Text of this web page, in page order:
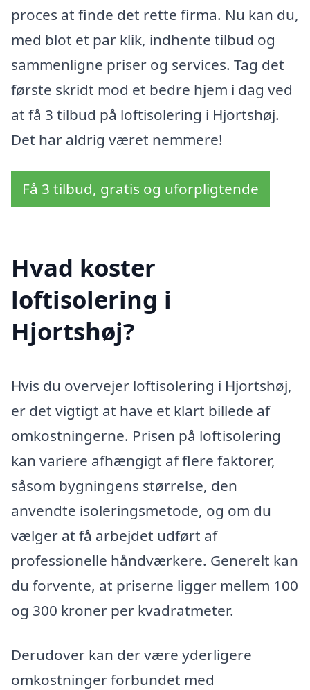
proces at finde det rette firma. Nu kan du,
med blot et par klik, indhente tilbud og
sammenligne priser og services. Tag det
første skridt mod et bedre hjem i dag ved
at få 3 tilbud på loftisolering i Hjortshøj.
Det har aldrig været nemmere!
Få 3 tilbud, gratis og uforpligtende
Hvad koster
loftisolering i
Hjortshøj?
Hvis du overvejer loftisolering i Hjortshøj,
er det vigtigt at have et klart billede af
omkostningerne. Prisen på loftisolering
kan variere afhængigt af flere faktorer,
såsom bygningens størrelse, den
anvendte isoleringsmetode, og om du
vælger at få arbejdet udført af
professionelle håndværkere. Generelt kan
du forvente, at priserne ligger mellem 100
og 300 kroner per kvadratmeter.
Derudover kan der være yderligere
omkostninger forbundet med